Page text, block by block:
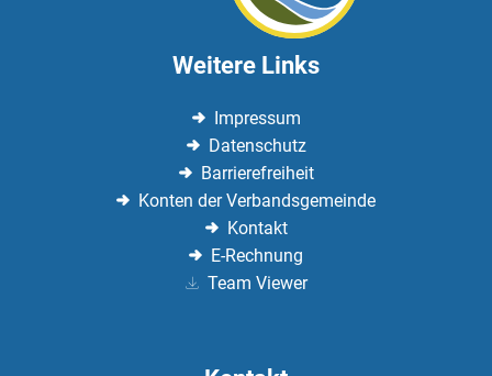
Weitere Links
Impressum
Datenschutz
Barrierefreiheit
Konten der Verbandsgemeinde
Kontakt
E-Rechnung
Team Viewer